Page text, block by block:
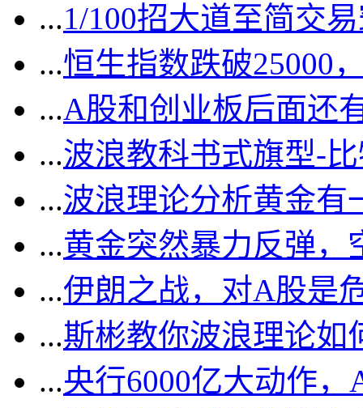
...1/100招大道至简交
...恒生指数跌破25000
...A股和创业板后面还
...波浪教科书式旗型-
...波浪理论分析黄金有
...黄金突然暴力反弹，
...伊朗之战，对A股是
...斯彬教你波浪理论如
...央行6000亿大动作